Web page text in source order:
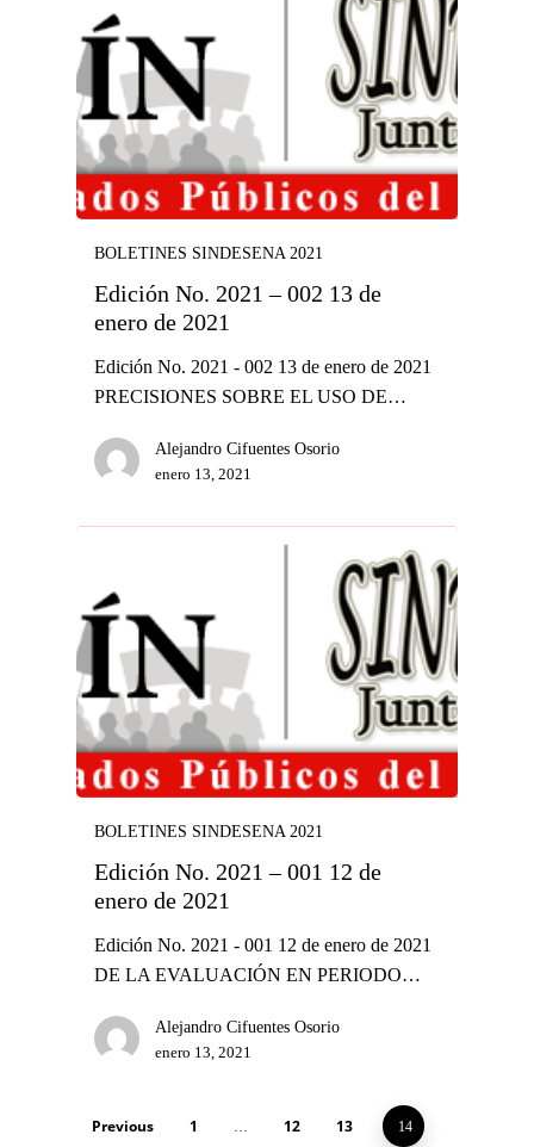
BOLETINES SINDESENA 2021
Edición No. 2021 – 002 13 de
enero de 2021
Edición No. 2021 - 002 13 de enero de 2021
PRECISIONES SOBRE EL USO DE…
Alejandro Cifuentes Osorio
enero 13, 2021
BOLETINES SINDESENA 2021
Edición No. 2021 – 001 12 de
enero de 2021
Edición No. 2021 - 001 12 de enero de 2021
DE LA EVALUACIÓN EN PERIODO…
Alejandro Cifuentes Osorio
enero 13, 2021
Previous 1 12 13 14